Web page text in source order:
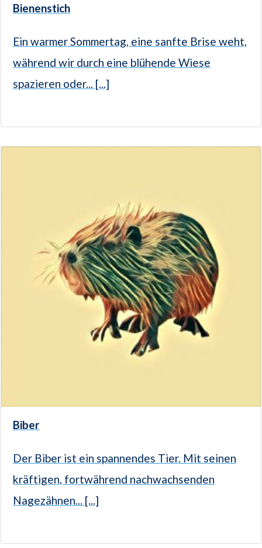
Bienenstich
Ein warmer Sommertag, eine sanfte Brise weht,
während wir durch eine blühende Wiese
spazieren oder... [...]
Biber
Der Biber ist ein spannendes Tier. Mit seinen
kräftigen, fortwährend nachwachsenden
Nagezähnen... [...]